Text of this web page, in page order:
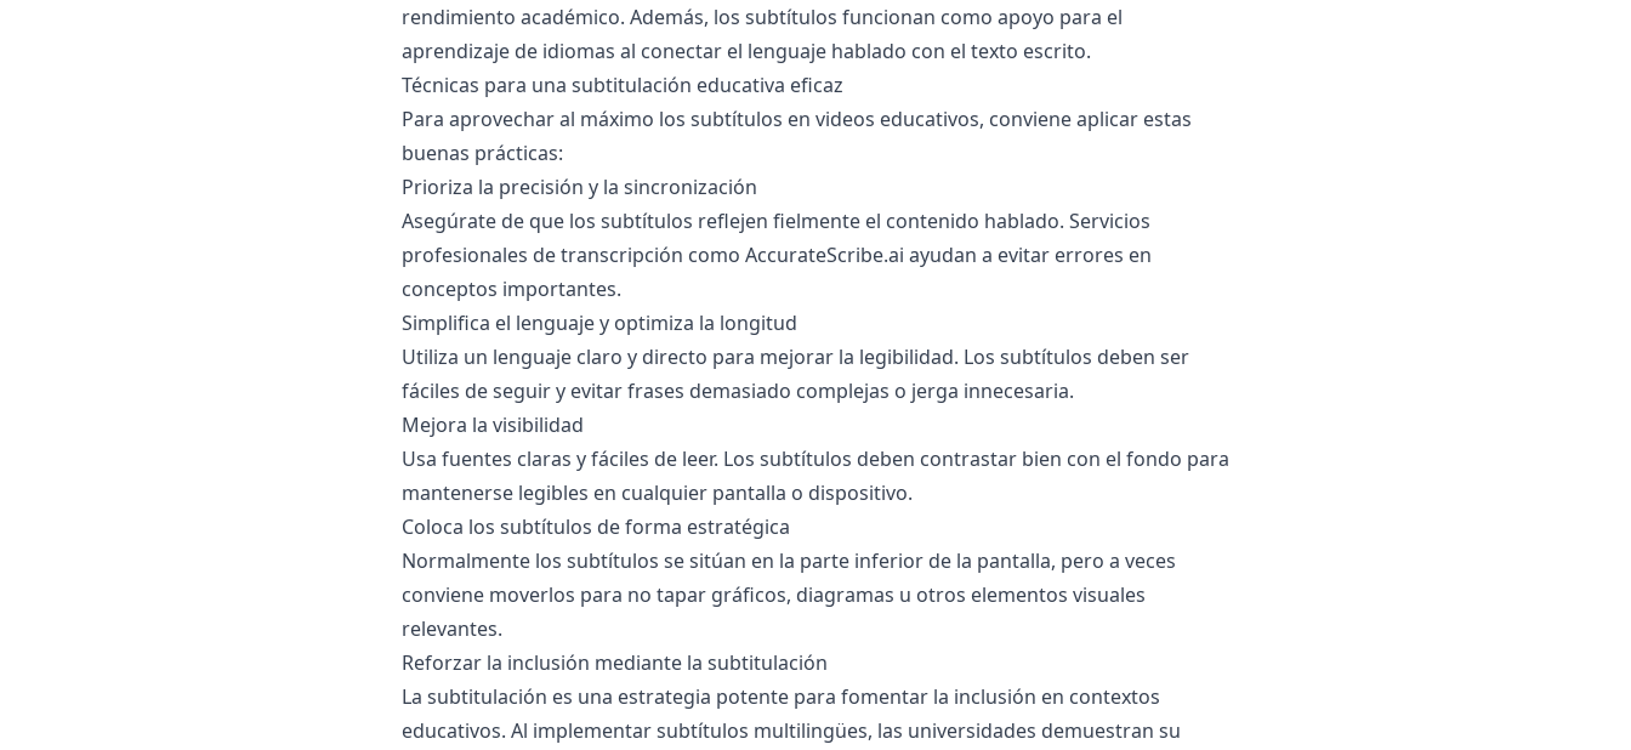
rendimiento académico. Además, los subtítulos funcionan como apoyo para el
aprendizaje de idiomas al conectar el lenguaje hablado con el texto escrito.
Técnicas para una subtitulación educativa eficaz
Para aprovechar al máximo los subtítulos en videos educativos, conviene aplicar estas
buenas prácticas:
Prioriza la precisión y la sincronización
Asegúrate de que los subtítulos reflejen fielmente el contenido hablado. Servicios
profesionales de transcripción como AccurateScribe.ai ayudan a evitar errores en
conceptos importantes.
Simplifica el lenguaje y optimiza la longitud
Utiliza un lenguaje claro y directo para mejorar la legibilidad. Los subtítulos deben ser
fáciles de seguir y evitar frases demasiado complejas o jerga innecesaria.
Mejora la visibilidad
Usa fuentes claras y fáciles de leer. Los subtítulos deben contrastar bien con el fondo para
mantenerse legibles en cualquier pantalla o dispositivo.
Coloca los subtítulos de forma estratégica
Normalmente los subtítulos se sitúan en la parte inferior de la pantalla, pero a veces
conviene moverlos para no tapar gráficos, diagramas u otros elementos visuales
relevantes.
Reforzar la inclusión mediante la subtitulación
La subtitulación es una estrategia potente para fomentar la inclusión en contextos
educativos. Al implementar subtítulos multilingües, las universidades demuestran su